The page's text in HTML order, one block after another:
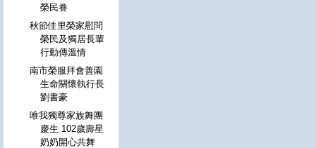
榮民眷
秋節佳里榮家慰問
榮民及獨居長輩
行動傳溫情
南市榮服拜會善園
生命關懷執行長
劉書豪
唯我獨尊家族舞團
慶生 102歲壽星
奶奶開心共舞